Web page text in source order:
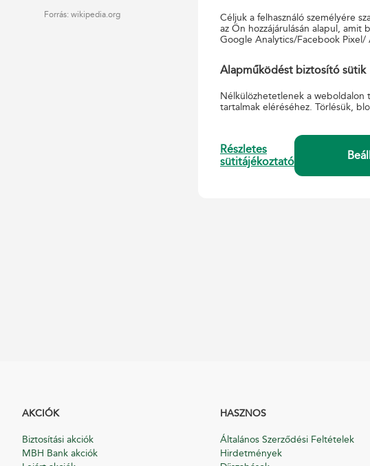
Forrás: wikipedia.org
Céljuk a felhasználó személyére
az Ön hozzájárulásán alapul, amit
Google Analytics/Facebook
Alapműködést biztosító sütik
Nélkülözhetetlenek a weboldalon
tartalmak eléréséhez. Törlésük,
Részletes
sütitájékoztató
AKCIÓK
Biztosítási akciók
MBH Bank akciók
HASZNOS
Általános Szerződési Feltételek
Hirdetmények